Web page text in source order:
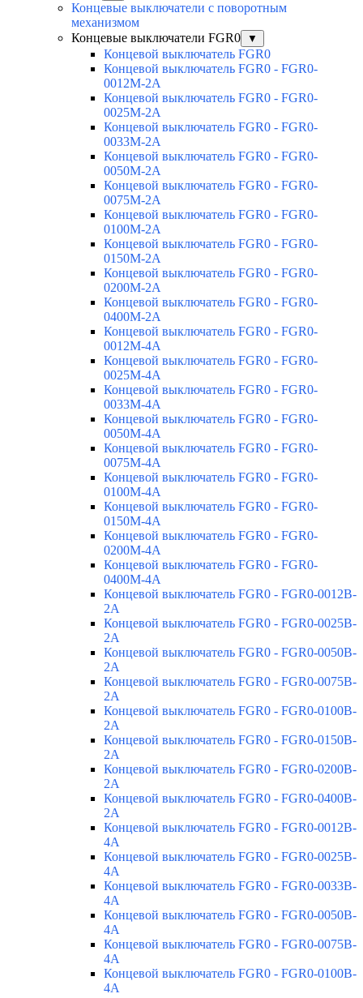
Концевые выключатели с поворотным
механизмом
Концевые выключатели FGR0
▼
Концевой выключатель FGR0
Концевой выключатель FGR0 - FGR0-
0012M-2A
Концевой выключатель FGR0 - FGR0-
0025M-2A
Концевой выключатель FGR0 - FGR0-
0033M-2A
Концевой выключатель FGR0 - FGR0-
0050M-2A
Концевой выключатель FGR0 - FGR0-
0075M-2A
Концевой выключатель FGR0 - FGR0-
0100M-2A
Концевой выключатель FGR0 - FGR0-
0150M-2A
Концевой выключатель FGR0 - FGR0-
0200M-2A
Концевой выключатель FGR0 - FGR0-
0400M-2A
Концевой выключатель FGR0 - FGR0-
0012M-4A
Концевой выключатель FGR0 - FGR0-
0025M-4A
Концевой выключатель FGR0 - FGR0-
0033M-4A
Концевой выключатель FGR0 - FGR0-
0050M-4A
Концевой выключатель FGR0 - FGR0-
0075M-4A
Концевой выключатель FGR0 - FGR0-
0100M-4A
Концевой выключатель FGR0 - FGR0-
0150M-4A
Концевой выключатель FGR0 - FGR0-
0200M-4A
Концевой выключатель FGR0 - FGR0-
0400M-4A
Концевой выключатель FGR0 - FGR0-0012B-
2A
Концевой выключатель FGR0 - FGR0-0025B-
2A
Концевой выключатель FGR0 - FGR0-0050B-
2A
Концевой выключатель FGR0 - FGR0-0075B-
2A
Концевой выключатель FGR0 - FGR0-0100B-
2A
Концевой выключатель FGR0 - FGR0-0150B-
2A
Концевой выключатель FGR0 - FGR0-0200B-
2A
Концевой выключатель FGR0 - FGR0-0400B-
2A
Концевой выключатель FGR0 - FGR0-0012B-
4A
Концевой выключатель FGR0 - FGR0-0025B-
4A
Концевой выключатель FGR0 - FGR0-0033B-
4A
Концевой выключатель FGR0 - FGR0-0050B-
4A
Концевой выключатель FGR0 - FGR0-0075B-
4A
Концевой выключатель FGR0 - FGR0-0100B-
4A